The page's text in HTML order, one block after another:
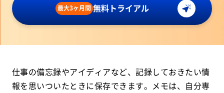
最大3ヶ月間 無料トライアル
仕事の備忘録やアイディアなど、記録しておきたい情
報を思いついたときに保存できます。メモは、自分専